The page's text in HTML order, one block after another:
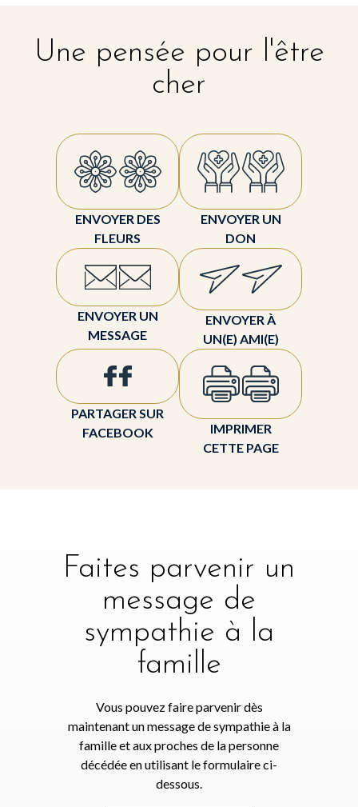
Une pensée pour l'être
cher
ENVOYER DES
FLEURS
ENVOYER UN
DON
ENVOYER UN
MESSAGE
ENVOYER À
UN(E) AMI(E)
PARTAGER SUR
FACEBOOK
IMPRIMER
CETTE PAGE
Faites parvenir un
message de
sympathie à la
famille
Vous pouvez faire parvenir dès
maintenant un message de sympathie à la
famille et aux proches de la personne
décédée en utilisant le formulaire ci-
dessous.